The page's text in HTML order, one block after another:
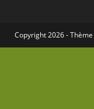
Copyright 2026 - Thème